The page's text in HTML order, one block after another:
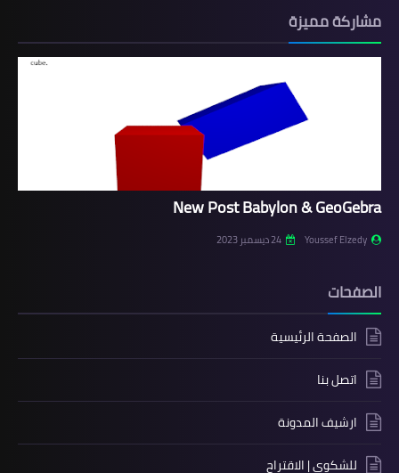
مشاركة مميزة
New Post Babylon & GeoGebra
Youssef Elzedy 24 ديسمبر 2023
الصفحات
الصفحة الرئيسية
اتصل بنا
ارشيف المدونة
للشكوي | الاقتراح